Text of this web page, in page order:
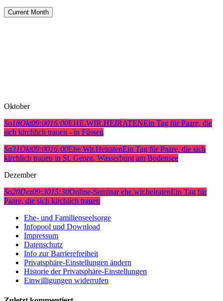
Current Month
Oktober
So18Okt09:0016:00EHE.WIR.HEIRATENEin Tag für Paare, die
sich kirchlich trauen - in Füssen
Sa31Okt09:0016:00Ehe.Wir.HeiratenEin Tag für Paare, die sich
kirchlich trauen in St. Georg, Wasserburg am Bodensee
Dezember
So20Dez09:3015:30Online-Seminar ehe.wir.heiratenEin Tag für
Paare, die sich kirchlich trauen
Ehe- und Familienseelsorge
Infopool und Download
Impressum
Datenschutz
Info zur Barrierefreiheit
Privatsphäre-Einstellungen ändern
Historie der Privatsphäre-Einstellungen
Einwilligungen widerrufen